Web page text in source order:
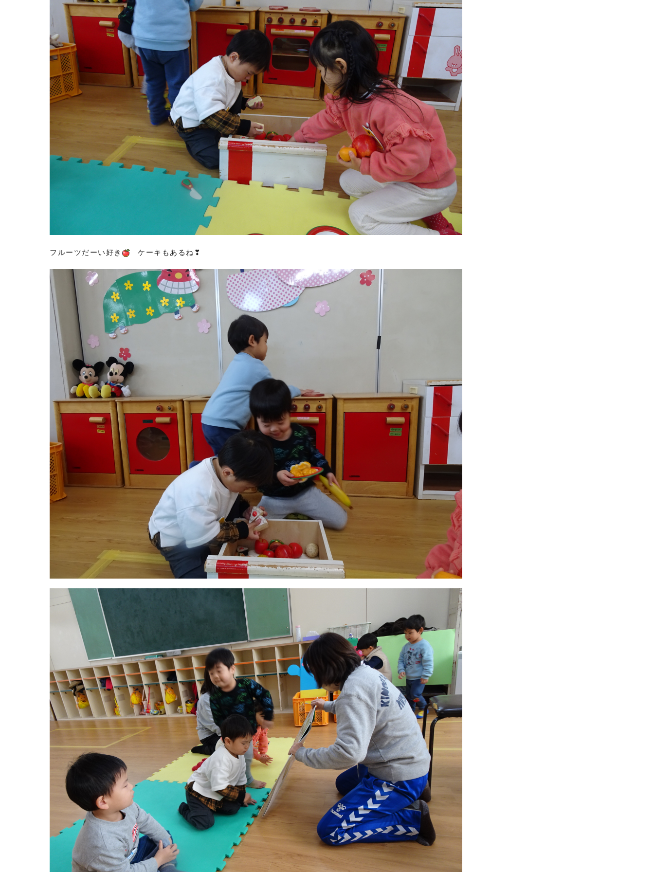
フルーツだーい好き ケーキもあるね❣